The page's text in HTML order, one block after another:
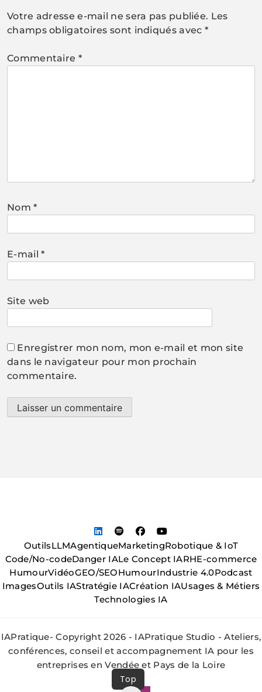
Votre adresse e-mail ne sera pas publiée. Les
champs obligatoires sont indiqués avec *
Commentaire *
Nom*
E-mail*
Site web
Enregistrer mon nom, mon e-mail et mon site
dans le navigateur pour mon prochain
commentaire.
OutilsLLMAgentiqueMarketingRobotique & IoT
Code/No-codeDanger IALe Concept IARHE-commerce
HumourVidéoGEO/SEOHumourIndustrie 4.0Podcast
ImagesOutils IAStratégie IACréation IAUsages & Métiers
Technologies IA
IAPratique- Copyright 2026 - IAPratique Studio - Ateliers,
conférences, conseil et accompagnement IA pour les
entreprises en Vendée et Pays de la Loire
Top